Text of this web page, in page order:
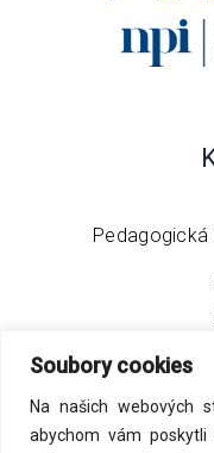
Soubory cookies
Na našich webových
abychom vám
telefon:
email: